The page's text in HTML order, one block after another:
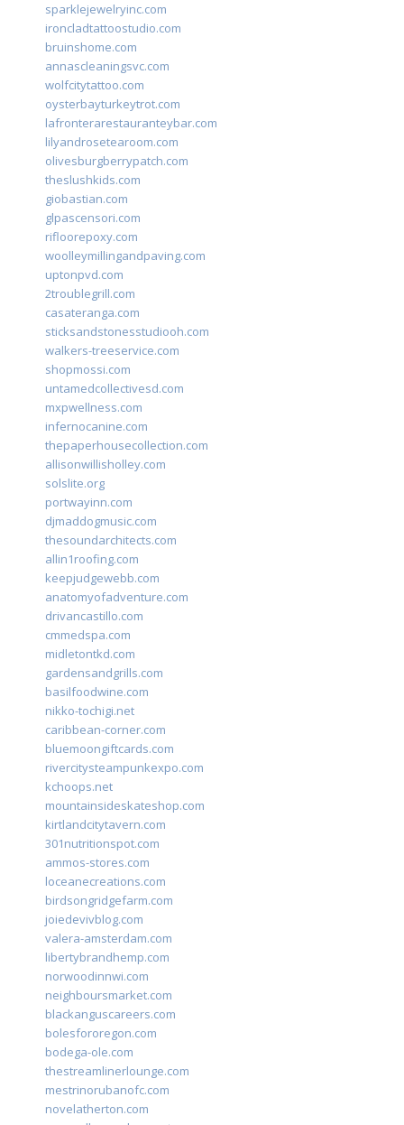
sparklejewelryinc.com
ironcladtattoostudio.com
bruinshome.com
annascleaningsvc.com
wolfcitytattoo.com
oysterbayturkeytrot.com
lafronterarestauranteybar.com
lilyandrosetearoom.com
olivesburgberrypatch.com
theslushkids.com
giobastian.com
glpascensori.com
rifloorepoxy.com
woolleymillingandpaving.com
uptonpvd.com
2troublegrill.com
casateranga.com
sticksandstonesstudiooh.com
walkers-treeservice.com
shopmossi.com
untamedcollectivesd.com
mxpwellness.com
infernocanine.com
thepaperhousecollection.com
allisonwillisholley.com
solslite.org
portwayinn.com
djmaddogmusic.com
thesoundarchitects.com
allin1roofing.com
keepjudgewebb.com
anatomyofadventure.com
drivancastillo.com
cmmedspa.com
midletontkd.com
gardensandgrills.com
basilfoodwine.com
nikko-tochigi.net
caribbean-corner.com
bluemoongiftcards.com
rivercitysteampunkexpo.com
kchoops.net
mountainsideskateshop.com
kirtlandcitytavern.com
301nutritionspot.com
ammos-stores.com
loceanecreations.com
birdsongridgefarm.com
joiedevivblog.com
valera-amsterdam.com
libertybrandhemp.com
norwoodinnwi.com
neighboursmarket.com
blackanguscareers.com
bolesfororegon.com
bodega-ole.com
thestreamlinerlounge.com
mestrinorubanofc.com
novelatherton.com